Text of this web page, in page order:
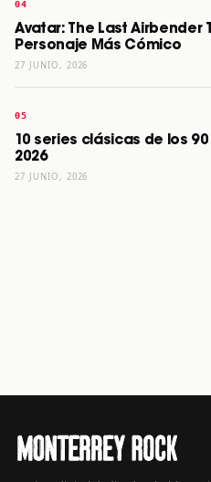
Avatar: The Last Airbender
Personaje Más Cómico
27 JUNIO, 2026
10 series clásicas de los
2026
27 JUNIO, 2026